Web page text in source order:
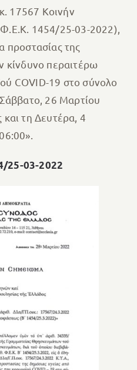
17567 Κοινήν
1454/25-03-2022),
προστασίας της
κίνδυνο περαιτέρω
COVID-19 στο σύνολο
26 Μαρτίου
τη Δευτέρα, 4
25-03-2022